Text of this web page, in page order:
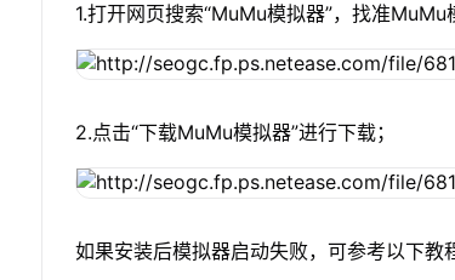
1.打开网页搜索“MuMu模拟器”，找准MuMu
2.点击“下载MuMu模拟器”进行下载；
如果安装后模拟器启动失败，可参考以下教